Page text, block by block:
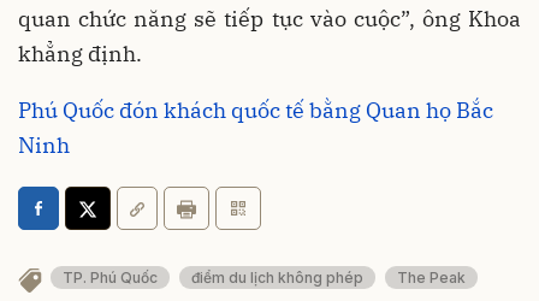
quan chức năng sẽ tiếp tục vào cuộc”, ông Khoa
khẳng định.
Phú Quốc đón khách quốc tế bằng Quan họ Bắc
Ninh
TP. Phú Quốc điểm du lịch không phép The Peak